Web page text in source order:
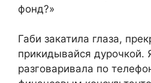
фонд?»
Габи закатила глаза,
прикидывайся дурочкой.
разговаривала по